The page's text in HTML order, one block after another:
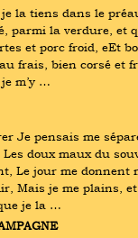
la tiens dans le
parmi la verdure, et
et porc froid, eEt
frais, bien corsé et
m’y …
Je pensais me
Les doux maux du
Le jour me donnent
Mais je me plains,
je la …